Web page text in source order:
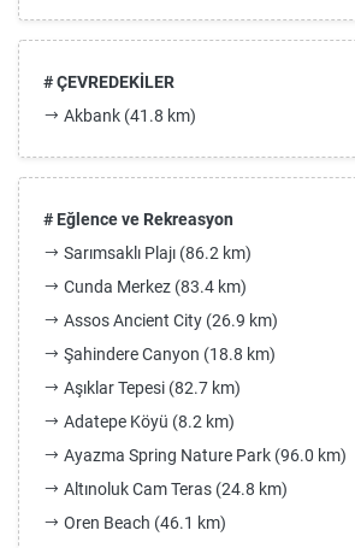
# ÇEVREDEKİLER
Akbank (41.8 km)
# Eğlence ve Rekreasyon
Sarımsaklı Plajı (86.2 km)
Cunda Merkez (83.4 km)
Assos Ancient City (26.9 km)
Şahindere Canyon (18.8 km)
Aşıklar Tepesi (82.7 km)
Adatepe Köyü (8.2 km)
Ayazma Spring Nature Park (96.0 km)
Altınoluk Cam Teras (24.8 km)
Oren Beach (46.1 km)